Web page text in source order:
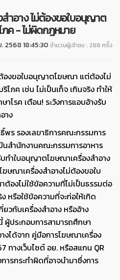
ำอาง ไม่ต้องขอใบอนุญาต
ค - ไม่ผิดกฎหมาย
. 2568 18:45:30 จำนวนผู้เข้าชม : 288 ครั้ง
องขอใบอนุญาตโฆษณา แต่ต้องไม่
ภค เช่น ไม่เป็นเท็จ เกินจริง ทำให้
โรค เตือน! ระวังการแอบอ้างรับ
าง
ร รองเลขาธิการคณะกรรมการ
นสำนักงานคณะกรรมการอาหาร
ทำใบอนุญาตโฆษณาเครื่องสำอาง
ษณาเครื่องสำอางไม่ต้องขอใบ
องไม่ใช้ข้อความที่ไม่เป็นธรรมต่อ
หรือใช้ข้อความที่จะก่อให้เกิด
วกับเครื่องสำอาง หรืออ้าง
ประกอบการสามารถศึกษา
งได้จาก คู่มือการโฆษณาเครื่อง
ทางเว็บไซต์ อย. หรือสแกน QR
รกระทำผิดที่อาจนำมาซึ่งการ